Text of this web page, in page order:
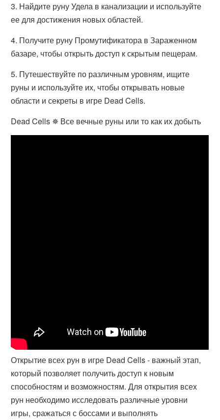
3. Найдите руну Удела в канализации и используйте
ее для достижения новых областей.
4. Получите руну Промутификатора в Зараженном
базаре, чтобы открыть доступ к скрытым пещерам.
5. Путешествуйте по различным уровням, ищите
руны и используйте их, чтобы открывать новые
области и секреты в игре Dead Cells.
Dead Cells ✵ Все вечные руны или то как их добыть
Открытие всех рун в игре Dead Cells - важный этап,
который позволяет получить доступ к новым
способностям и возможностям. Для открытия всех
рун необходимо исследовать различные уровни
игры, сражаться с боссами и выполнять